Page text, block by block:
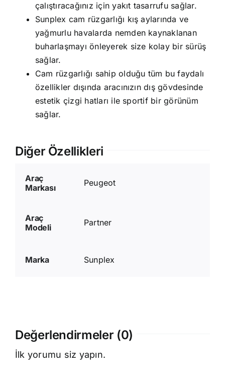
çalıştıracağınız için yakıt tasarrufu sağlar.
Sunplex cam rüzgarlığı kış aylarında ve
yağmurlu havalarda nemden kaynaklanan
buharlaşmayı önleyerek size kolay bir sürüş
sağlar.
Cam rüzgarlığı sahip olduğu tüm bu faydalı
özellikler dışında aracınızın dış gövdesinde
estetik çizgi hatları ile sportif bir görünüm
sağlar.
Diğer Özellikleri
Araç
Markası
Peugeot
Araç
Modeli
Partner
Marka Sunplex
Değerlendirmeler (0)
İlk yorumu siz yapın.